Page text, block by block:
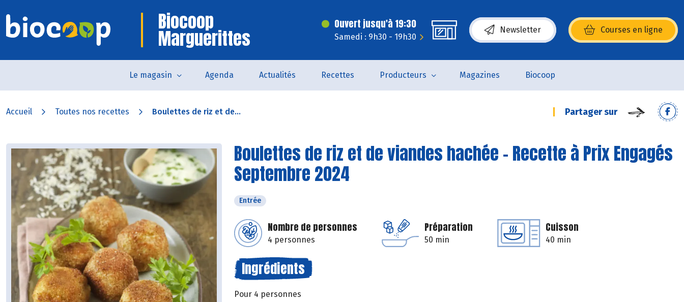
Biocoop
Marguerittes
Ouvert jusqu'à 19:30
Samedi : 9h30 - 19h30
Newsletter Courses en ligne
(s’ouvre dans une nouvelle fenêtre)
Le magasin Agenda Actualités Recettes Producteurs Magazines Biocoop
Accueil Toutes nos recettes Boulettes de riz et de... Partager sur
Boulettes de riz et de viandes hachée - Recette à Prix Engagés
Septembre 2024
Entrée
Nombre de personnes
4 personnes
Préparation
50 min
Cuisson
40 min
Ingrédients
Pour 4 personnes